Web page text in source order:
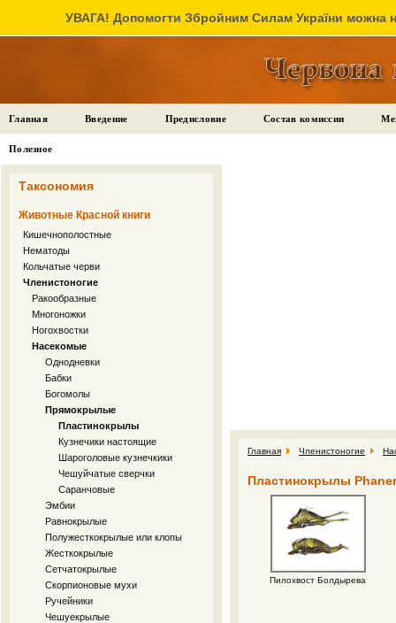
УВАГА! Допомогти Збройним Силам України можна
Главная Введение Предисловие Состав комиссии
Полезное
Таксономия
Животные Красной книги
Кишечнополостные
Нематоды
Кольчатые черви
Членистоногие
Ракообразные
Многоножки
Ногохвостки
Насекомые
Однодневки
Бабки
Богомолы
Прямокрылые
Пластинокрылы
Кузнечики настоящие
Шароголовые кузнечкики
Чешуйчатые сверчки
Саранчовые
Эмбии
Равнокрылые
Полужесткокрылые или клопы
Жесткокрылые
Сетчатокрылые
Скорпионовые мухи
Ручейники
Чешуекрылые
Главная Членистоногие
Пластинокрылы
Пилохвост Болдырева